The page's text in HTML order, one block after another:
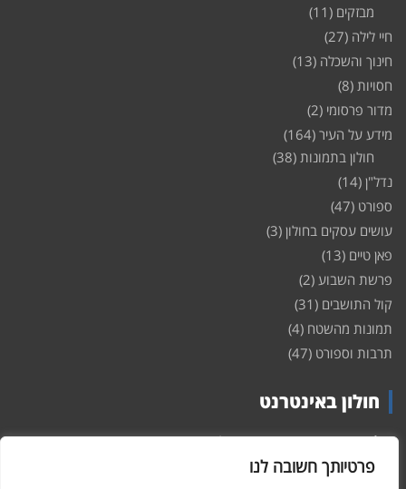
פרטיותך חשובה לנו
מבזקים (11)
חיי לילה (27)
חינוך והשכלה (13)
חסויות (8)
מדור פרסומי (2)
מידע על העיר (164)
חולון בתמונות (38)
נדל"ן (14)
ספורט (47)
עושים עסקים בחולון (3)
פאן טיים (13)
פרשת השבוע (2)
קול התושבים (31)
תמונות מהשטח (4)
תרבות וספורט (47)
חולון באינטרנט
חולוןבאינטרנט – האתר שמביא לכם עדכונים ומידע מהשטח מהעיר
חולון. במה פתוחה לקול תושבי חולון באינטרנט, מידע על
ופרוייקטים חדשים בעיר, חיי לילה, וכן טורי דעה, עסקים בחולון, ודיונים על